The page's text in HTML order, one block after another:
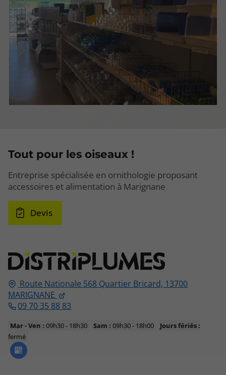
Route Nationale 568 Quartier Bricard, 13700
MARIGNANE
09 70 35 88 83
Mar - Ven : 09h30 - 18h30 Sam : 09h30 - 18h00
Jours fériés :
fermé
Tout pour les oiseaux !
Entreprise spécialisée en ornithologie proposant
accessoires et alimentation à Marignane
Devis